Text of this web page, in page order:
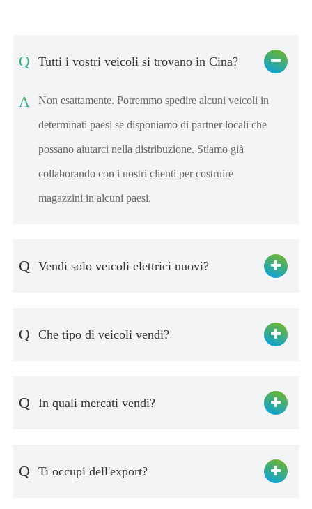
Q Tutti i vostri veicoli si trovano in Cina?
A Non esattamente. Potremmo spedire alcuni veicoli in
determinati paesi se disponiamo di partner locali che
possano aiutarci nella distribuzione. Stiamo già
collaborando con i nostri clienti per costruire
magazzini in alcuni paesi.
Q Vendi solo veicoli elettrici nuovi?
Q Che tipo di veicoli vendi?
Q In quali mercati vendi?
Q Ti occupi dell'export?